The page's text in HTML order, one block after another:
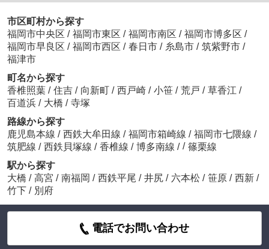
市区町村から探す
福岡市中央区 / 福岡市東区 / 福岡市南区 / 福岡市博多区 /
福岡市早良区 / 福岡市西区 / 春日市 / 糸島市 / 筑紫野市 /
福津市
町名から探す
香椎照葉 / 住吉 / 向新町 / 西戸崎 / 小笹 / 荒戸 / 草香江 /
百道浜 / 大橋 / 寺塚
路線から探す
鹿児島本線 / 西鉄大牟田線 / 福岡市箱崎線 / 福岡市七隈線 /
筑肥線 / 西鉄貝塚線 / 香椎線 / 博多南線 / / 篠栗線
駅から探す
大橋 / 高宮 / 南福岡 / 西鉄平尾 / 井尻 / 六本松 / 笹原 / 西新 /
竹下 / 別府
電話でお問い合わせ